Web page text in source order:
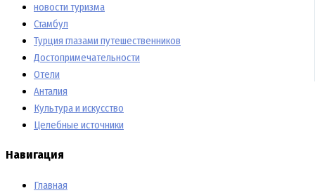
новости туризма
Стамбул
Турция глазами путешественников
Достопримечательности
Отели
Анталия
Культура и искусство
Целебные источники
Навигация
Главная